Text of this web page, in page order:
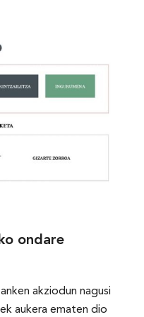
ondare
akziodun nagusi
aukera ematen dio